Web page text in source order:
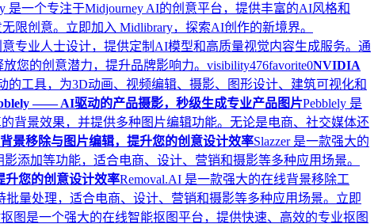
是一个专注于Midjourney AI的创意平台，提供丰富的AI风格和
限创意。立即加入 Midlibrary，探索AI创作的新境界。
专业人士设计，提供定制AI模型和高质量视觉内容生成服务。通
您的创意潜力，提升品牌影响力。 visibility476favorite0NVIDIA
工具，为3D动画、视频编辑、摄影、图形设计、建筑可视化和
—— AI驱动的产品摄影，秒级生成专业产品图片Pebblely 是
背景效果，并提供多种图片编辑功能。无论是电商、社交媒体还
景移除与图片编辑，提升您的创意设计效率Slazzer 是一款强大的
添加等功能，适合电商、设计、营销和摄影等多种应用场景。
您的创意设计效率Removal.AI 是一款强大的在线背景移除工
量处理，适合电商、设计、营销和摄影等多种应用场景。立即
图是一个强大的在线智能抠图平台，提供快速、高效的专业抠图